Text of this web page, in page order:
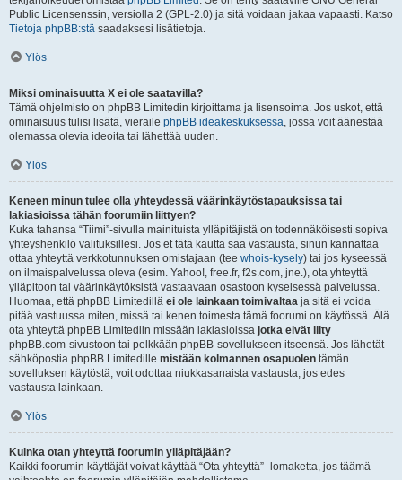
Public Licensenssin, versiolla 2 (GPL-2.0) ja sitä voidaan jakaa vapaasti. Katso
Tietoja phpBB:stä saadaksesi lisätietoja.
Ylös
Miksi ominaisuutta X ei ole saatavilla?
Tämä ohjelmisto on phpBB Limitedin kirjoittama ja lisensoima. Jos uskot, että
ominaisuus tulisi lisätä, vieraile phpBB ideakeskuksessa, jossa voit äänestää
olemassa olevia ideoita tai lähettää uuden.
Ylös
Keneen minun tulee olla yhteydessä väärinkäytöstapauksissa tai
lakiasioissa tähän foorumiin liittyen?
Kuka tahansa “Tiimi”-sivulla mainituista ylläpitäjistä on todennäköisesti sopiva
yhteyshenkilö valituksillesi. Jos et tätä kautta saa vastausta, sinun kannattaa
ottaa yhteyttä verkkotunnuksen omistajaan (tee whois-kysely) tai jos kyseessä
on ilmaispalvelussa oleva (esim. Yahoo!, free.fr, f2s.com, jne.), ota yhteyttä
ylläpitoon tai väärinkäytöksistä vastaavaan osastoon kyseisessä palvelussa.
Huomaa, että phpBB Limitedillä ei ole lainkaan toimivaltaa ja sitä ei voida
pitää vastuussa miten, missä tai kenen toimesta tämä foorumi on käytössä. Älä
ota yhteyttä phpBB Limitediin missään lakiasioissa jotka eivät liity
phpBB.com-sivustoon tai pelkkään phpBB-sovellukseen itseensä. Jos lähetät
sähköpostia phpBB Limitedille mistään kolmannen osapuolen tämän
sovelluksen käytöstä, voit odottaa niukkasanaista vastausta, jos edes
vastausta lainkaan.
Ylös
Kuinka otan yhteyttä foorumin ylläpitäjään?
Kaikki foorumin käyttäjät voivat käyttää “Ota yhteyttä” -lomaketta, jos täämä